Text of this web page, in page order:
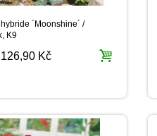
´Moonshine´ /
K9
126,90 Kč